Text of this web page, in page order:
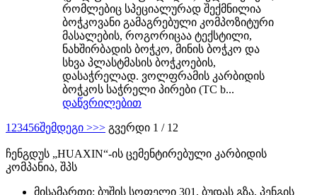
რომლებიც სპეციალურად შექმნილია
ბოჭკოვანი გამაგრებული კომპოზიტური
მასალების, როგორიცაა ტექსტილი,
ნახშირბადის ბოჭკო, მინის ბოჭკო და
სხვა პლასტმასის ბოჭკოების,
დასაჭრელად. ვოლფრამის კარბიდის
ბოჭკოს საჭრელი პირები (TC b...
დაწვრილებით
1 23456შემდეგი >>> გვერდი 1 / 12
ჩენგდუს „HUAXIN“-ის ცემენტირებული კარბიდის
კომპანია, შპს
მისამართი: ბუშის სოფელი 301, ბუდას გზა, პენგის